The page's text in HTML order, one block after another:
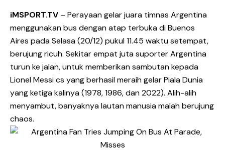
iMSPORT.TV – Perayaan gelar juara timnas Argentina
menggunakan bus dengan atap terbuka di Buenos
Aires pada Selasa (20/12) pukul 11.45 waktu setempat,
berujung ricuh. Sekitar empat juta suporter Argentina
turun ke jalan, untuk memberikan sambutan kepada
Lionel Messi cs yang berhasil meraih gelar Piala Dunia
yang ketiga kalinya (1978, 1986, dan 2022). Alih-alih
menyambut, banyaknya lautan manusia malah berujung
chaos.